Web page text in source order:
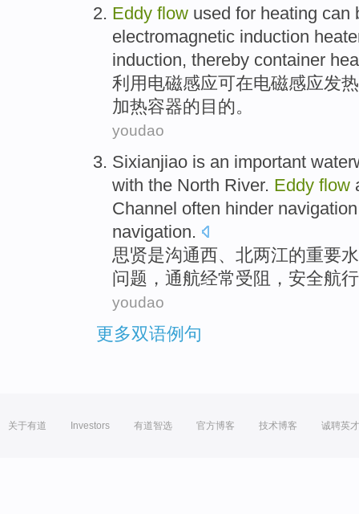
Eddy flow used for heating can
electromagnetic induction
induction, thereby container
利用 电磁感应可在电磁感应发热
加热容器的 目的。
youdao
Sixianjiao is an important
with the North River. Eddy flow
Channel often hinder navigation
navigation.
思贤是沟通西、 北两江的重要
问题， 通航经常受阻 ， 安全航行
youdao
更多双语例句
关于有道 Investors 有道智选 官方博客 技术博客 诚聘英才